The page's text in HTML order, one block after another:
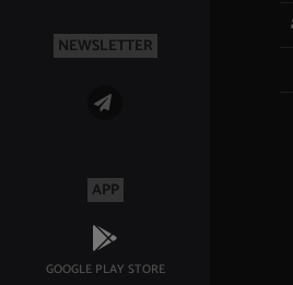
NEWSLETTER
APP
GOOGLE PLAY STORE